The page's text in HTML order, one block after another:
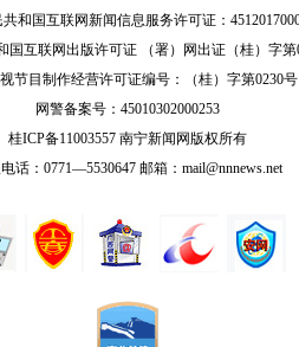
和国互联网新闻信息服务许可证：
国互联网出版许可证 （署）网出证（桂）字第
节目制作经营许可证编号：（桂）字第0230号
网警备案号：45010302000253
桂ICP备11003557 南宁新闻网版权所有
话：0771—5530647 邮箱：mail@nnnews.net